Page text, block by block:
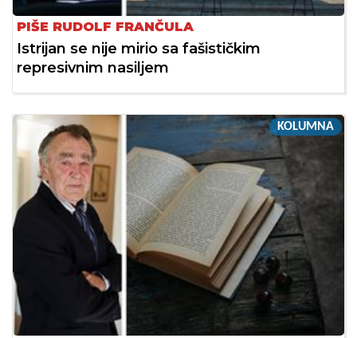
PIŠE RUDOLF FRANČULA
Istrijan se nije mirio sa fašističkim
represivnim nasiljem
KOLUMNA